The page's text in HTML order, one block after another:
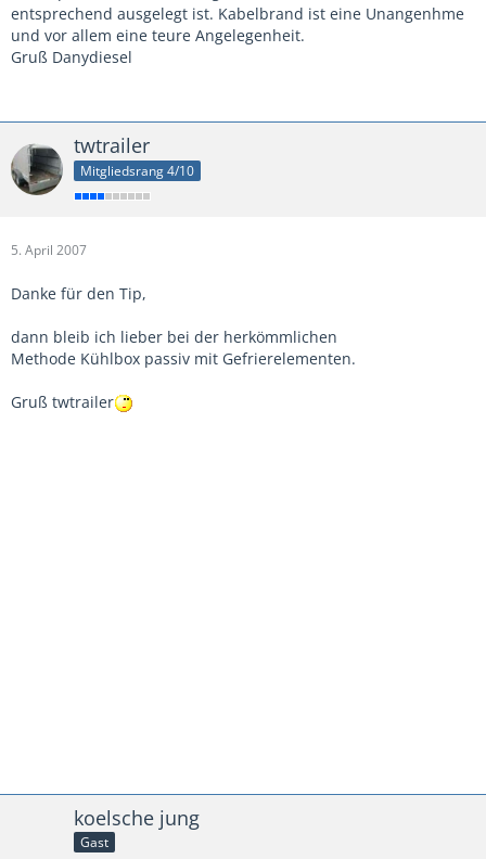
entsprechend ausgelegt ist. Kabelbrand ist eine Unangenhme
und vor allem eine teure Angelegenheit.
Gruß Danydiesel
twtrailer
Mitgliedsrang 4/10
5. April 2007
Danke für den Tip,
dann bleib ich lieber bei der herkömmlichen
Methode Kühlbox passiv mit Gefrierelementen.
Gruß twtrailer
koelsche jung
Gast